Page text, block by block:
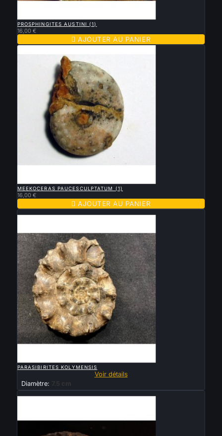
PROSPHINGITES AUSTINI (1)
16,00 €
 AJOUTER AU PANIER
MEEKOCERAS PAUCESCULPTATUM (1)
16,00 €
 AJOUTER AU PANIER
Vendu
PARASIBIRITES KOLYMENSIS
Voir détails
Diamètre: 7.5 cm
Vendu